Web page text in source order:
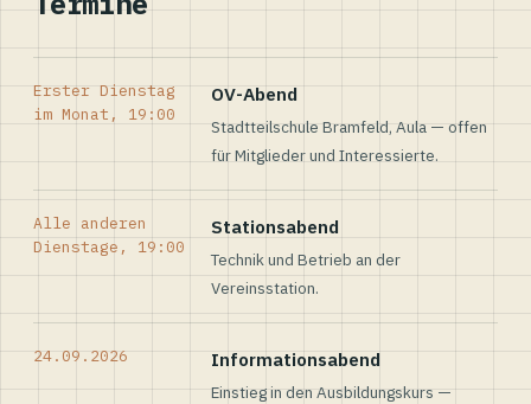
Erster Dienstag
im Monat, 19:00
OV-Abend
Stadtteilschule Bramfeld, Aula — offen
für Mitglieder und Interessierte.
Alle anderen
Dienstage, 19:00
Stationsabend
Technik und Betrieb an der
Vereinsstation.
24.09.2026 Informationsabend
Einstieg in den Ausbildungskurs —